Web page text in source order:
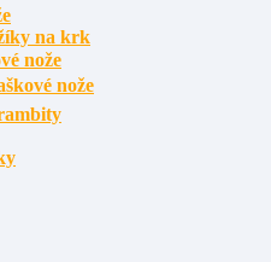
na krk
nože
nože